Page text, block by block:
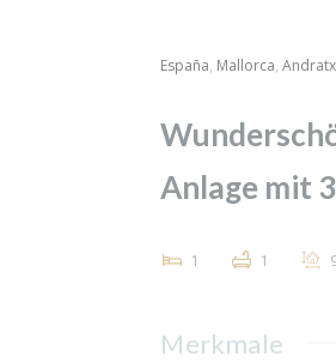
España, Mallorca,Andratx
Anlage mit
1 1
Merkmale